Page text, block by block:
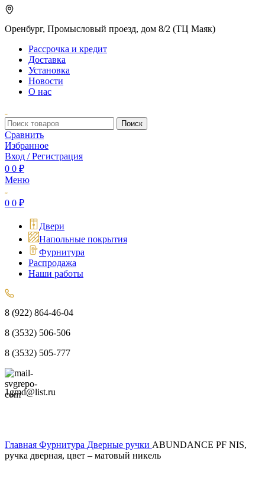
Оренбург, Промысловый проезд, дом 8/2 (ТЦ Маяк)
Рассрочка и кредит
Доставка
Установка
Новости
О нас
Поиск
Сравнить
Избранное
Вход / Регистрация
0 0 ₽
Меню
0 0 ₽
Двери
Напольные покрытия
Фурнитура
Распродажа
Наши работы
8 (922) 864-46-04
8 (3532) 506-506
8 (3532) 505-777
1gmd@list.ru
Главная Фурнитура Дверные ручки ABUNDANCE PF NIS,
ручка дверная, цвет – матовый никель